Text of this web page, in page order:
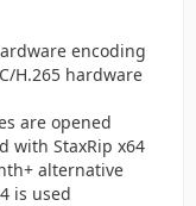
encoding
H.265 hardware
are opened
with StaxRip x64
alternative
is used